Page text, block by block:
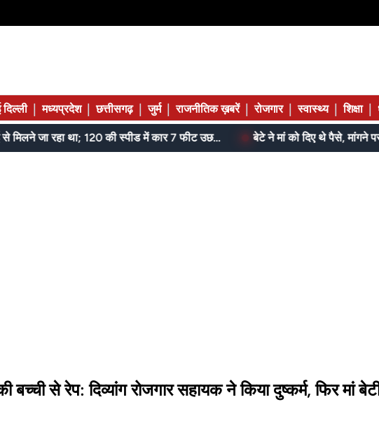
मध्यप्रदेश छत्तीसगढ़ जुर्म राजनीतिक ख़बरें रोजगार स्वास्थ्य शिक्षा
जेल में बंद भाई से मिलने जा रहा था; 120 की स्पीड में कार 7 फीट उछली, दम तोड़ने से पहले बोला- मुझे बचा लो...
बच्ची से रेप: दिव्यांग रोजगार सहायक ने किया दुष्कर्म, फिर मां